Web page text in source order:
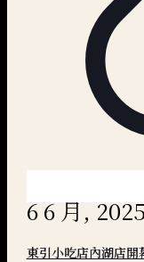
6 6 月,
東引小吃店內湖店開